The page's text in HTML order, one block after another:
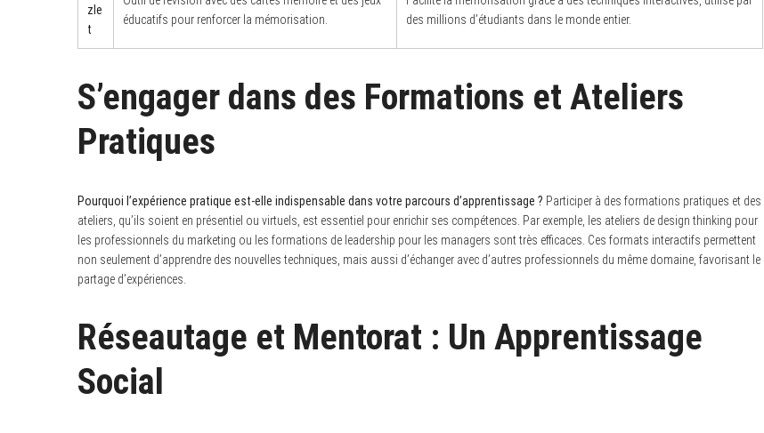
zle
t
éducatifs pour renforcer la mémorisation.
des millions d’étudiants dans le monde entier.
S’engager dans des Formations et Ateliers
Pratiques
Pourquoi l’expérience pratique est-elle indispensable dans votre parcours d’apprentissage ? Participer à des formations pratiques et des
ateliers, qu’ils soient en présentiel ou virtuels, est essentiel pour enrichir ses compétences. Par exemple, les ateliers de design thinking pour
les professionnels du marketing ou les formations de leadership pour les managers sont très efficaces. Ces formats interactifs permettent
non seulement d’apprendre des nouvelles techniques, mais aussi d’échanger avec d’autres professionnels du même domaine, favorisant le
partage d’expériences.
Réseautage et Mentorat : Un Apprentissage
Social